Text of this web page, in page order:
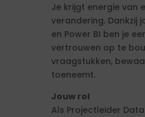
Je krijgt energie van
verandering. Dankzij
en Power BI ben je
vertrouwen op te
vraagstukken,
toeneemt.
Jouw rol
Als Projectleider